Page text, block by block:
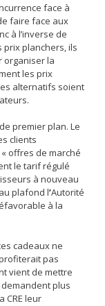
face à
faire face aux
à l’inverse de
prix planchers, ils
organiser la
les prix
alternatifs soient
premier plan. Le
clients
offres de marché
le tarif régulé
à nouveau
plafond l’Autorité
à la
cadeaux ne
pas
vient de mettre
plus
CRE leur